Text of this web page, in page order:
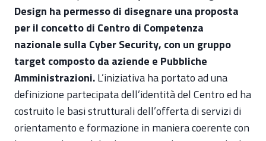
Design ha permesso di disegnare una proposta
per il concetto di Centro di Competenza
nazionale sulla Cyber Security, con un gruppo
target composto da aziende e Pubbliche
Amministrazioni.L’iniziativa ha portato ad una
definizione partecipata dell’identità del Centro ed ha
costruito le basi strutturali dell’offerta di servizi di
orientamento e formazione in maniera coerente con